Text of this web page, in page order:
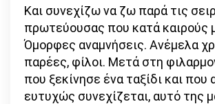
Και συνεχίζω να ζω παρά τις
πρωτεύουσας που κατά καιρούς
Όμορφες αναμνήσεις. Ανέμελα
παρέες, φίλοι. Μετά στη
που ξεκίνησε ένα ταξίδι και που
ευτυχώς συνεχίζεται, αυτό της